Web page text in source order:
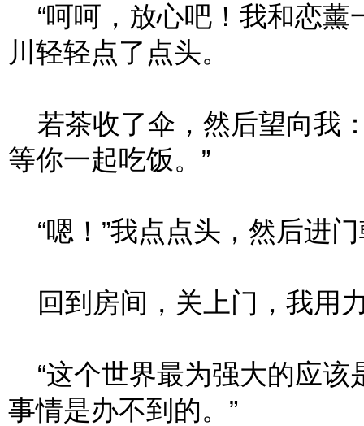
“呵呵，放心吧！我和恋薰
川轻轻点了点头。
若茶收了伞，然后望向我
等你一起吃饭。”
“嗯！”我点点头，然后进
回到房间，关上门，我用
“这个世界最为强大的应该
事情是办不到的。”